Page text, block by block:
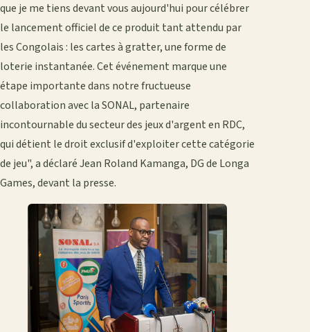
que je me tiens devant vous aujourd'hui pour célébrer
le lancement officiel de ce produit tant attendu par
les Congolais : les cartes à gratter, une forme de
loterie instantanée. Cet événement marque une
étape importante dans notre fructueuse
collaboration avec la SONAL, partenaire
incontournable du secteur des jeux d'argent en RDC,
qui détient le droit exclusif d'exploiter cette catégorie
de jeu", a déclaré Jean Roland Kamanga, DG de Longa
Games, devant la presse.